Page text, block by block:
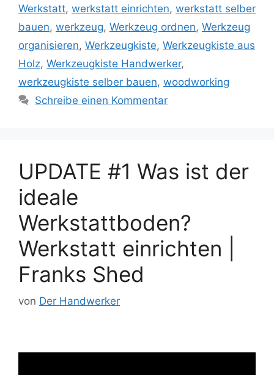
Werkstatt, werkstatt einrichten, werkstatt selber
bauen, werkzeug, Werkzeug ordnen, Werkzeug
organisieren, Werkzeugkiste, Werkzeugkiste aus
Holz, Werkzeugkiste Handwerker,
werkzeugkiste selber bauen, woodworking
Schreibe einen Kommentar
UPDATE #1 Was ist der
ideale
Werkstattboden?
Werkstatt einrichten |
Franks Shed
von Der Handwerker